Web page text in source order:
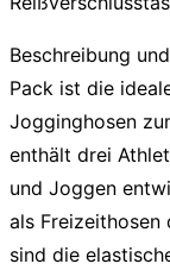
Beschreibung
Pack ist die
Jogginghosen
enthält drei
und Joggen
als Freizeithosen
sind die